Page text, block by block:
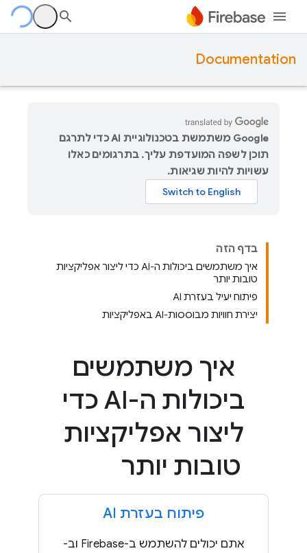
Documentation
‫Google משתמשת בטכנולוגיית AI כדי לתרגם
תוכן לשפה המועדפת עליך. בתרגומים כאלו
עשויות להיות שגיאות.
בדף הזה
איך משתמשים ביכולות ה-AI כדי ליצור אפליקציות
טובות יותר
פיתוח יעיל בעזרת AI
יצירת חוויות מבוססות-AI באפליקציות
איך משתמשים
ביכולות ה-AI כדי
ליצור אפליקציות
טובות יותר
פיתוח בעזרת AI
אתם יכולים להשתמש ב-Firebase וב-